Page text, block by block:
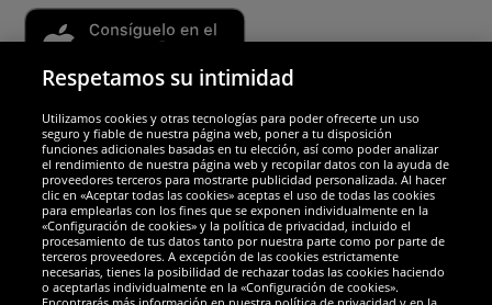
Socios y seguridad
Galardones
Respetamos su intimidad
Utilizamos cookies y otras tecnologías para poder ofrecerte un uso
seguro y fiable de nuestra página web, poner a tu disposición
funciones adicionales basadas en tu elección, así como poder analizar
el rendimiento de nuestra página web y recopilar datos con la ayuda de
proveedores terceros para mostrarte publicidad personalizada. Al hacer
clic en «Aceptar todas las cookies» aceptas el uso de todas las cookies
para emplearlas con los fines que se exponen individualmente en la
«Configuración de cookies» y la política de privacidad, incluido el
procesamiento de tus datos tanto por nuestra parte como por parte de
terceros proveedores. A excepción de las cookies estrictamente
necesarias, tienes la posibilidad de rechazar todas las cookies haciendo
o aceptarlas individualmente en la «Configuración de cookies».